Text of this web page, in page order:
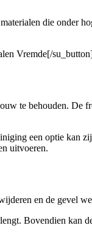
die onder
Vremde[/
te behouden. De
een optie kan
uitvoeren.
en de gevel
Bovendien kan